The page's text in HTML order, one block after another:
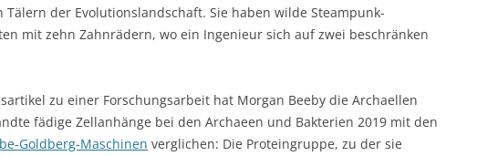
Tälern der Evolutionslandschaft. Sie haben wilde Steampunk-
mit zehn Zahnrädern, wo ein Ingenieur sich auf zwei beschränken
zu einer Forschungsarbeit hat Morgan Beeby die Archaellen
fädige Zellanhänge bei den Archaeen und Bakterien 2019 mit den
Goldberg-Maschinen verglichen: Die Proteingruppe, zu der sie